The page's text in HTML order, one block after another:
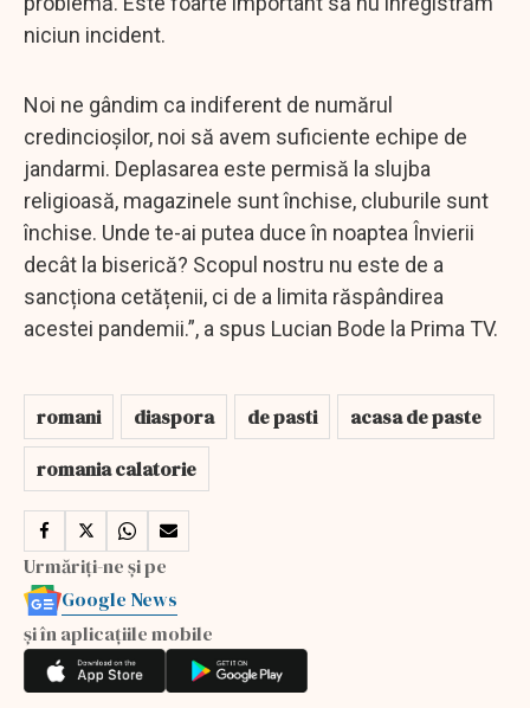
niciun incident.
Noi ne gândim ca indiferent de numărul
credincioșilor, noi să avem suficiente echipe de
jandarmi. Deplasarea este permisă la slujba
religioasă, magazinele sunt închise, cluburile sunt
închise. Unde te-ai putea duce în noaptea Învierii
decât la biserică? Scopul nostru nu este de a
sancționa cetățenii, ci de a limita răspândirea
acestei pandemii.”, a spus Lucian Bode la Prima TV.
romani diaspora de pasti
acasa de paste
romania calatorie
Urmăriți-ne și pe
Google News
și în aplicațiile mobile